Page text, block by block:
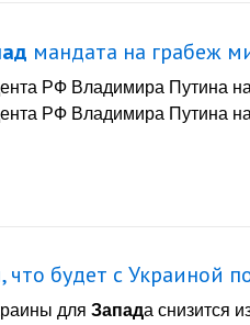
мандата на грабеж
РФ Владимира Путина
РФ Владимира Путина
что будет с Украиной
для Запада снизится